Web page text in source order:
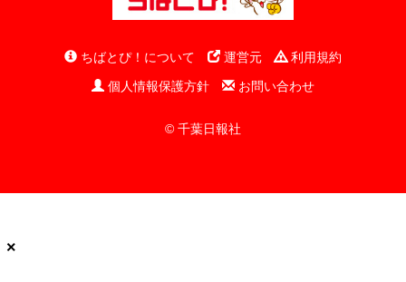
ちばとぴ！について 運営元
利用規約
個人情報保護方針
お問い合わせ
© 千葉日報社
×